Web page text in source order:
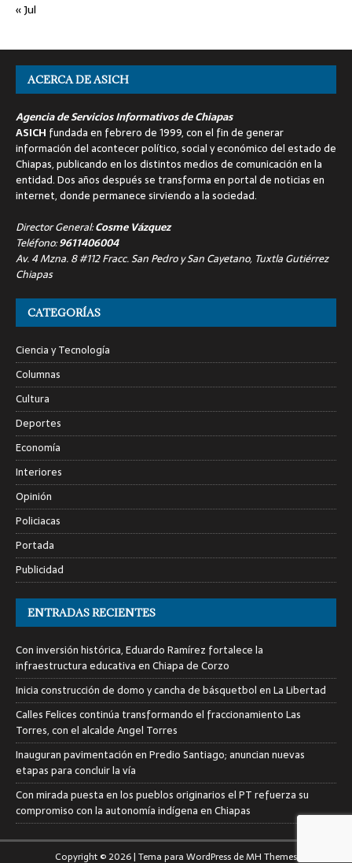
« Jul
ACERCA DE ASICH
Agencia de Servicios Informativos de Chiapas
ASICH fundada en febrero de 1999, con el fin de generar
información del acontecer político, social y económico del estado de
Chiapas, publicando en los distintos medios de comunicación en la
entidad. Dos años después se transforma en portal de noticias en
internet, donde permanece sirviendo a la sociedad.
Director General:Cosme Vázquez
Teléfono:9611406004
Av. 4 Mzna. 8 #112 Fracc. San Pedro y San Cayetano, Tuxtla Gutiérrez
Chiapas
CATEGORÍAS
Ciencia y Tecnología
Columnas
Cultura
Deportes
Economía
Interiores
Opinión
Policiacas
Portada
Publicidad
ENTRADAS RECIENTES
Con inversión histórica, Eduardo Ramírez fortalece la
infraestructura educativa en Chiapa de Corzo
Inicia construcción de domo y cancha de básquetbol en La Libertad
Calles Felices continúa transformando el fraccionamiento Las
Torres, con el alcalde Angel Torres
Inauguran pavimentación en Predio Santiago; anuncian nuevas
etapas para concluir la vía
Con mirada puesta en los pueblos originarios el PT refuerza su
compromiso con la autonomía indígena en Chiapas
Copyright © 2026 | Tema para WordPress deMH Themes